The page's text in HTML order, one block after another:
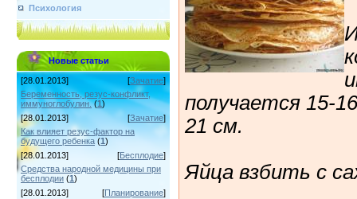
Психология
Новые статьи
[28.01.2013] [Зачатие]
Беременность, резус-конфликт,
иммуноглобулин. (1)
[28.01.2013]
[Зачатие]
Как влияет резус-фактор на
будущего ребенка (1)
[28.01.2013]
[Бесплодие]
Средства народной медицины при
бесплодии (1)
[28.01.2013]
[Планирование]
получается 15-
21 см.
Яйца взбить с